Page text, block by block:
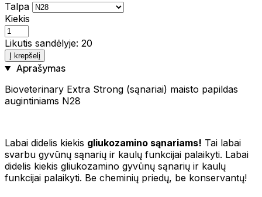
Talpa
Kiekis
Likutis sandėlyje: 20
Į krepšelį
Aprašymas
Bioveterinary Extra Strong (sąnariai) maisto papildas
augintiniams N28
Labai didelis kiekis gliukozamino sąnariams! Tai labai
svarbu gyvūnų sąnarių ir kaulų funkcijai palaikyti. Labai
didelis kiekis gliukozamino gyvūnų sąnarių ir kaulų
funkcijai palaikyti. Be cheminių priedų, be konservantų!